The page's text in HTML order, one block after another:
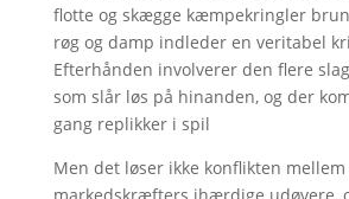
flotte og skægge kæmpekringler
røg og damp indleder en veritabel
Efterhånden involverer den flere
som slår løs på hinanden, og der
gang replikker i spil
Men det løser ikke konflikten